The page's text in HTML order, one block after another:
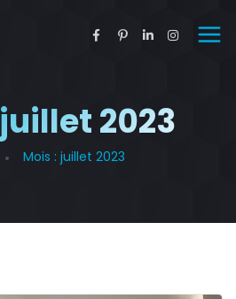
juillet 2023
Mois : juillet 2023